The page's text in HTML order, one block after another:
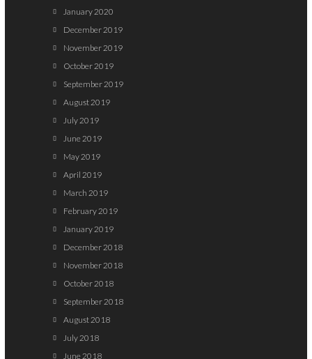
January 2020
December 2019
November 2019
October 2019
September 2019
August 2019
July 2019
June 2019
May 2019
April 2019
March 2019
February 2019
January 2019
December 2018
November 2018
October 2018
September 2018
August 2018
July 2018
June 2018